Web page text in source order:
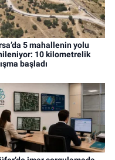
5 mahallenin yolu
10 kilometrelik
başladı